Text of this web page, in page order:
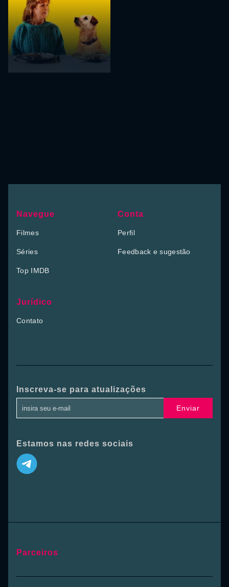
Navegue
Filmes
Séries
Top IMDB
Conta
Perfil
Feedback e sugestão
Jurídico
Contato
Inscreva-se para atualizações
Enviar
Estamos nas redes sociais
Parceiros